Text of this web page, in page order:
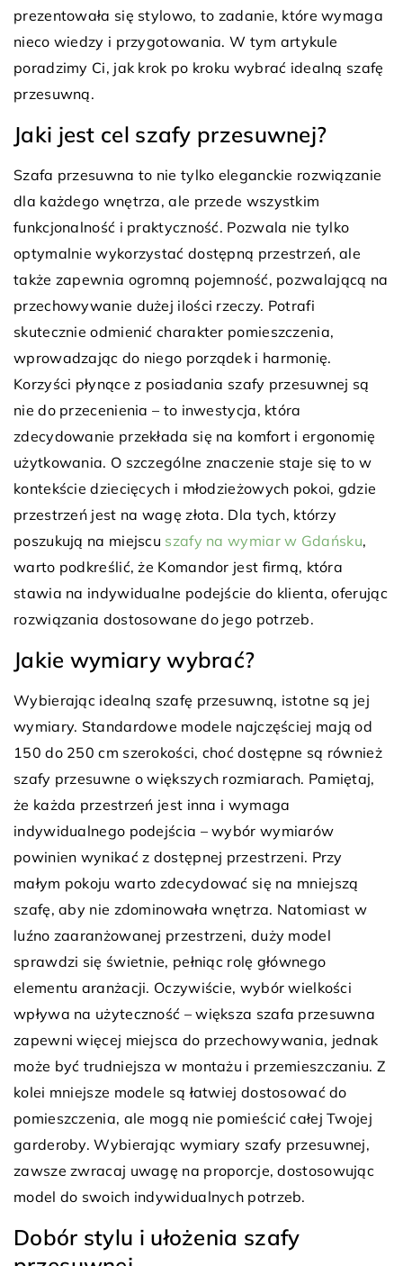
prezentowała się stylowo, to zadanie, które wymaga
nieco wiedzy i przygotowania. W tym artykule
poradzimy Ci, jak krok po kroku wybrać idealną szafę
przesuwną.
Jaki jest cel szafy przesuwnej?
Szafa przesuwna to nie tylko eleganckie rozwiązanie
dla każdego wnętrza, ale przede wszystkim
funkcjonalność i praktyczność. Pozwala nie tylko
optymalnie wykorzystać dostępną przestrzeń, ale
także zapewnia ogromną pojemność, pozwalającą na
przechowywanie dużej ilości rzeczy. Potrafi
skutecznie odmienić charakter pomieszczenia,
wprowadzając do niego porządek i harmonię.
Korzyści płynące z posiadania szafy przesuwnej są
nie do przecenienia – to inwestycja, która
zdecydowanie przekłada się na komfort i ergonomię
użytkowania. O szczególne znaczenie staje się to w
kontekście dziecięcych i młodzieżowych pokoi, gdzie
przestrzeń jest na wagę złota. Dla tych, którzy
poszukują na miejscu szafy na wymiar w Gdańsku,
warto podkreślić, że Komandor jest firmą, która
stawia na indywidualne podejście do klienta, oferując
rozwiązania dostosowane do jego potrzeb.
Jakie wymiary wybrać?
Wybierając idealną szafę przesuwną, istotne są jej
wymiary. Standardowe modele najczęściej mają od
150 do 250 cm szerokości, choć dostępne są również
szafy przesuwne o większych rozmiarach. Pamiętaj,
że każda przestrzeń jest inna i wymaga
indywidualnego podejścia – wybór wymiarów
powinien wynikać z dostępnej przestrzeni. Przy
małym pokoju warto zdecydować się na mniejszą
szafę, aby nie zdominowała wnętrza. Natomiast w
luźno zaaranżowanej przestrzeni, duży model
sprawdzi się świetnie, pełniąc rolę głównego
elementu aranżacji. Oczywiście, wybór wielkości
wpływa na użyteczność – większa szafa przesuwna
zapewni więcej miejsca do przechowywania, jednak
może być trudniejsza w montażu i przemieszczaniu. Z
kolei mniejsze modele są łatwiej dostosować do
pomieszczenia, ale mogą nie pomieścić całej Twojej
garderoby. Wybierając wymiary szafy przesuwnej,
zawsze zwracaj uwagę na proporcje, dostosowując
model do swoich indywidualnych potrzeb.
Dobór stylu i ułożenia szafy